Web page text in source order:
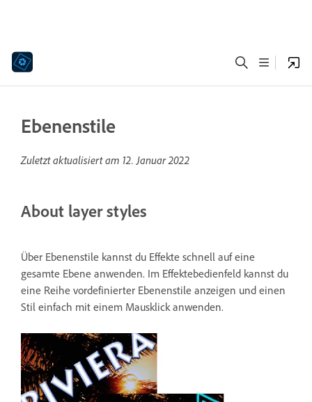
Ebenenstile
Zuletzt aktualisiert am 12. Januar 2022
About layer styles
Über Ebenenstile kannst du Effekte schnell auf eine
gesamte Ebene anwenden. Im Effektebedienfeld kannst du
eine Reihe vordefinierter Ebenenstile anzeigen und einen
Stil einfach mit einem Mausklick anwenden.